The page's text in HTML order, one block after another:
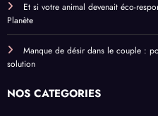
Et si votre animal devenait éco-
Planète
Manque de désir dans le couple :
solution
NOS CATEGORIES